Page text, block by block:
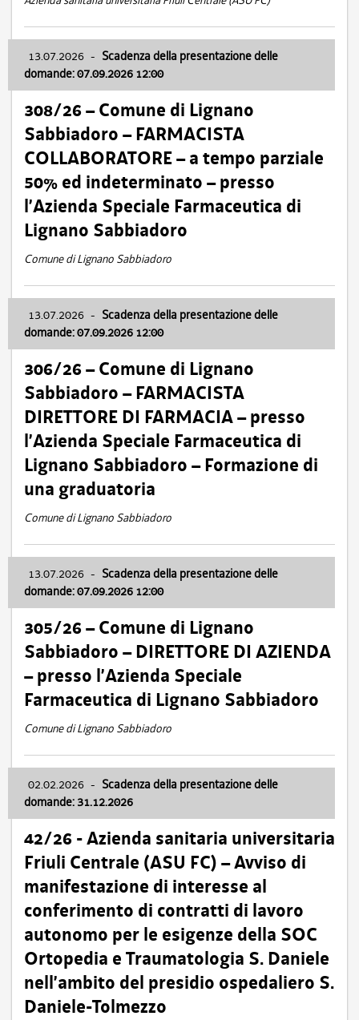
13.07.2026 - Scadenza della presentazione delle
domande: 07.09.2026 12:00
308/26 – Comune di Lignano
Sabbiadoro – FARMACISTA
COLLABORATORE – a tempo parziale
50% ed indeterminato – presso
l’Azienda Speciale Farmaceutica di
Lignano Sabbiadoro
Comune di Lignano Sabbiadoro
13.07.2026 - Scadenza della presentazione delle
domande: 07.09.2026 12:00
306/26 – Comune di Lignano
Sabbiadoro – FARMACISTA
DIRETTORE DI FARMACIA – presso
l’Azienda Speciale Farmaceutica di
Lignano Sabbiadoro – Formazione di
una graduatoria
Comune di Lignano Sabbiadoro
13.07.2026 - Scadenza della presentazione delle
domande: 07.09.2026 12:00
305/26 – Comune di Lignano
Sabbiadoro – DIRETTORE DI AZIENDA
– presso l’Azienda Speciale
Farmaceutica di Lignano Sabbiadoro
Comune di Lignano Sabbiadoro
02.02.2026 - Scadenza della presentazione delle
domande: 31.12.2026
42/26 - Azienda sanitaria universitaria
Friuli Centrale (ASU FC) – Avviso di
manifestazione di interesse al
conferimento di contratti di lavoro
autonomo per le esigenze della SOC
Ortopedia e Traumatologia S. Daniele
nell’ambito del presidio ospedaliero S.
Daniele-Tolmezzo